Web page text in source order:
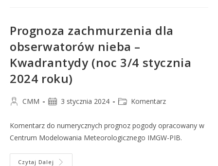
Prognoza zachmurzenia dla
obserwatorów nieba –
Kwadrantydy (noc 3/4 stycznia
2024 roku)
CMM 3 stycznia 2024 Komentarz
Komentarz do numerycznych prognoz pogody opracowany w
Centrum Modelowania Meteorologicznego IMGW-PIB.
Czytaj Dalej